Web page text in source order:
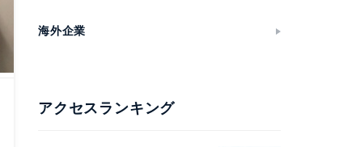
海外企業
アクセスランキング